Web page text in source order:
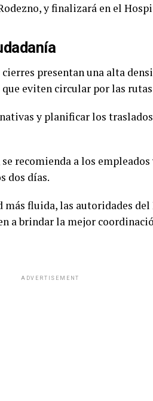
y finalizará en el
presentan una alta
eviten circular por las
y planificar los
recomienda a los
dos días.
más fluida, las autoridades
a brindar la mejor
ADVERTISEMENT